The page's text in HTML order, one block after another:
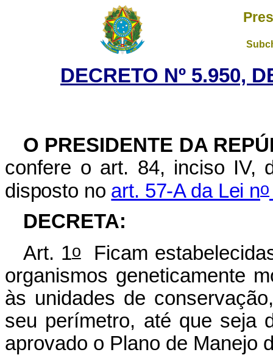
DECRETO Nº 5.950,
O PRESIDENTE DA
confere o art. 84, inciso IV,
disposto no art. 57-A da Lei no
DECRETA:
Art. 1oFicam
organismos geneticamente
às unidades de
seu perímetro, até que seja
aprovado o Plano de Manejo